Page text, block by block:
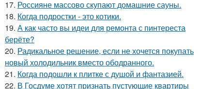
17. Россияне массово скупают домашние сауны.
18. Когда подростки - это котики.
19. А как часто вы идеи для ремонта с пинтереста
берёте?
20. Радикальное решение, если не хочется покупать
новый холодильник вместо ободранного.
21. Когда подошли к плитке с душой и фантазией.
22. В Госдуме хотят признать пустующие квартиры